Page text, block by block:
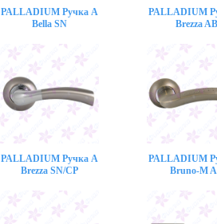
PALLADIUM Ручка A
Bella SN
PALLADIUM
Brezza AB
PALLADIUM Ручка A
Brezza SN/CP
PALLADIUM
Bruno-M